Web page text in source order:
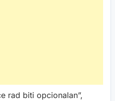
rad biti opcionalan”,